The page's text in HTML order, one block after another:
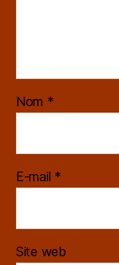
Nom *
E-mail *
Site web